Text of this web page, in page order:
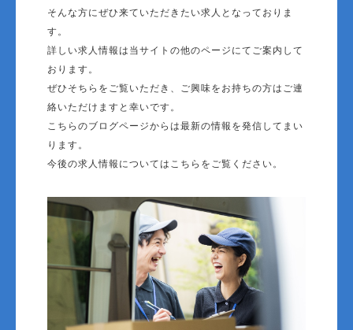
そんな方にぜひ来ていただきたい求人となっておりま
す。
詳しい求人情報は当サイトの他のページにてご案内して
おります。
ぜひそちらをご覧いただき、ご興味をお持ちの方はご連
絡いただけますと幸いです。
こちらのブログページからは最新の情報を発信してまい
ります。
今後の求人情報についてはこちらをご覧ください。